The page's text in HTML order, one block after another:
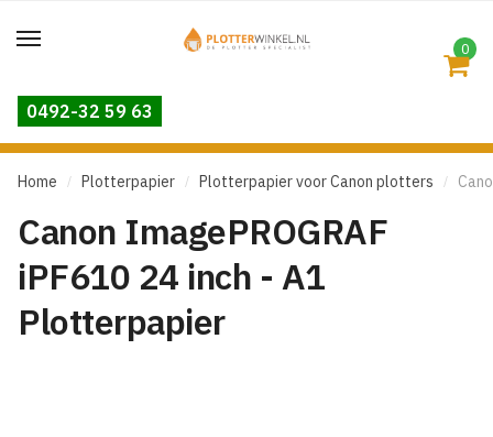
to
to
0
0492-32 59 63
Home / Plotterpapier / Plotterpapier voor Canon plotters /
Canon ImagePROGRAF
iPF610 24 inch - A1
Plotterpapier